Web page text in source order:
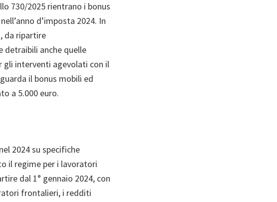
730/2025 rientrano i bonus
d’imposta 2024. In
da ripartire
detraibili anche quelle
gli interventi agevolati con il
il bonus mobili ed
a 5.000 euro.
2024 su specifiche
il regime per i lavoratori
dal 1° gennaio 2024, con
frontalieri, i redditi